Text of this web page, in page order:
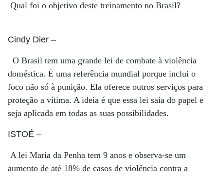
Qual foi o objetivo deste treinamento no Brasil?
Cindy Dier –
O Brasil tem uma grande lei de combate à violência
doméstica. É uma referência mundial porque inclui o
foco não só à punição. Ela oferece outros serviços para
proteção a vítima. A ideia é que essa lei saia do papel e
seja aplicada em todas as suas possibilidades.
ISTOÉ –
A lei Maria da Penha tem 9 anos e observa-se um
aumento de até 18% de casos de violência contra a